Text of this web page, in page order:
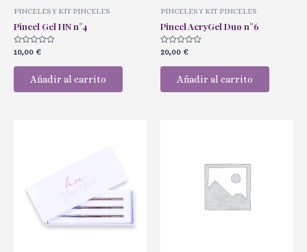
PINCELES Y KIT PINCELES
Pincel Gel HN n°4
Valorado
con
0
10,00 €
Añadir al carrito
PINCELES Y KIT PINCELES
Pincel AcryGel Duo n°6
Valorado
con
0
20,00 €
Añadir al carrito